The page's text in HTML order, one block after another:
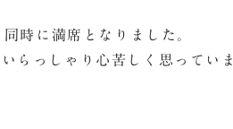
時に満席となりました。
らっしゃり心苦しく思っていま